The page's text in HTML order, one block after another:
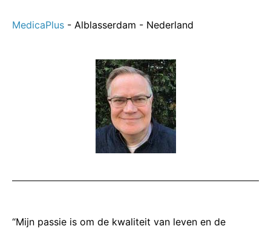
MedicaPlus - Alblasserdam - Nederland
“Mijn passie is om de kwaliteit van leven en de